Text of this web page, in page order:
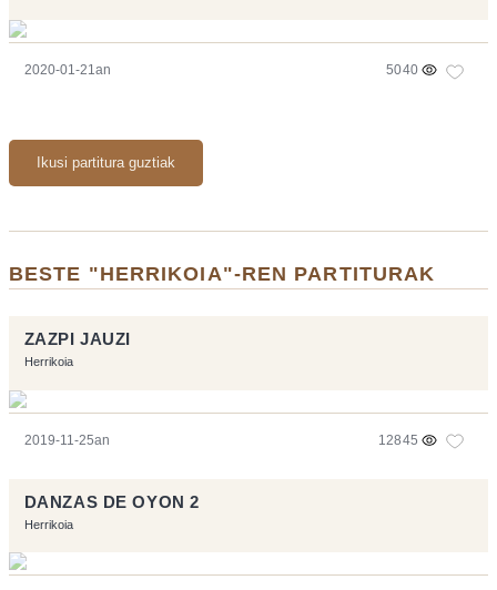
2020-01-21an 5040
Ikusi partitura guztiak
BESTE "HERRIKOIA"-REN PARTITURAK
ZAZPI JAUZI
Herrikoia
2019-11-25an 12845
DANZAS DE OYON 2
Herrikoia